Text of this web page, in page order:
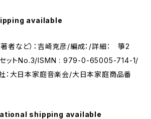
available
者など）：吉崎克彦/編成：/詳細： 箏2
カセットNo.3/ISMN : 979-0-65005-714-1/
：大日本家庭音楽会/大日本家庭商品番
shipping available